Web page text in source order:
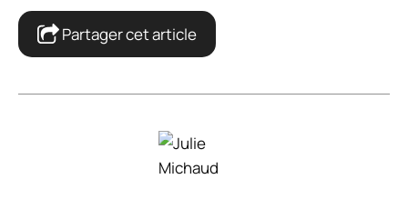
Partager cet article